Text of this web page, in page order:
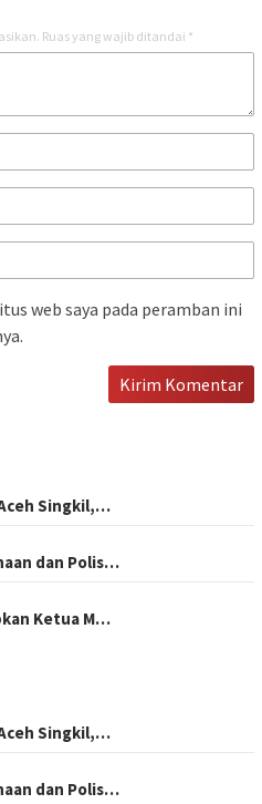
Ruas yang wajib ditandai *
web saya pada peramban ini
Singkil,…
dan Polis…
Ketua M…
Singkil,…
dan Polis…